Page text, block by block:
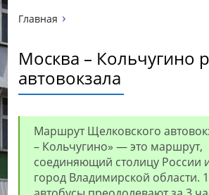
Главная
Москва – Кольчугино
автовокзала
Маршрут Щелковского
– Кольчугино» — это маршрут,
соединяющий столицу России
город Владимирской области.